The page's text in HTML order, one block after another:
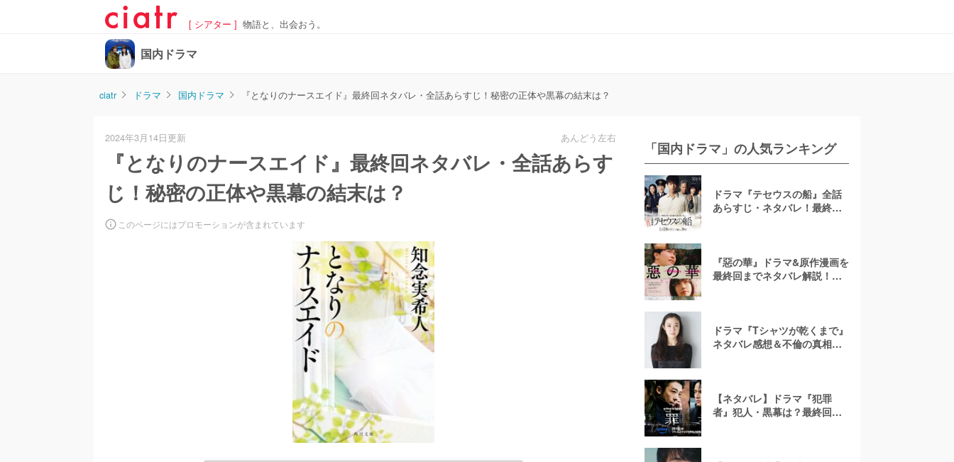
[ シアター ] 物語と、出会おう。
国内ドラマ
ciatr ドラマ 国内ドラマ 『となりのナースエイド』最終回ネタバレ・全話あらすじ！秘密の正体や黒幕の結末は？
2024年3月14日更新 あんどう左右
『となりのナースエイド』最終回ネタバレ・全話あらす
じ！秘密の正体や黒幕の結末は？
このページにはプロモーションが含まれています
「国内ドラマ」の人気ランキング
ドラマ『テセウスの船』全話
あらすじ・ネタバレ！最終回
『惡の華』ドラマ&原作漫画を
最終回までネタバレ解説！ア
ドラマ『Tシャツが乾くまで』
ネタバレ感想＆不倫の真相や
【ネタバレ】ドラマ『犯罪
者』犯人・黒幕は？最終回ラ